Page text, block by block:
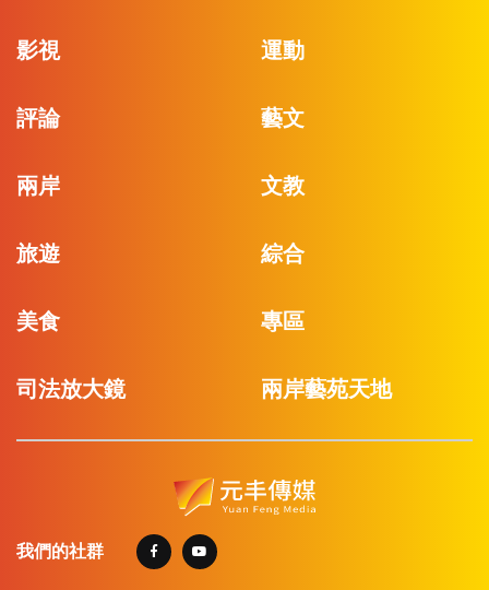
影視 運動
評論 藝文
兩岸 文教
旅遊 綜合
美食 專區
司法放大鏡 兩岸藝苑天地
我們的社群